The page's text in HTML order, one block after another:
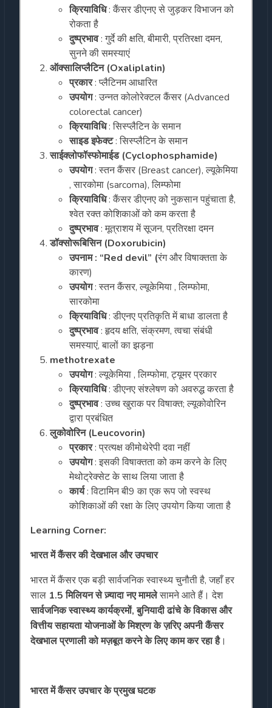
क्रियाविधि: कैंसर डीएनए से जुड़कर विभाजन को
रोकता है
दुष्प्रभाव: गुर्दे की क्षति, बीमारी, प्रतिरक्षा दमन,
सुनने की समस्याएं
ऑक्सालिप्लैटिन (Oxaliplatin)
प्रकार: प्लैटिनम आधारित
उपयोग: उन्नत कोलोरेक्टल कैंसर (Advanced
colorectal cancer)
क्रियाविधि: सिस्प्लैटिन के समान
साइड इफेक्ट: सिस्प्लैटिन के समान
साईक्लोफॉस्फोमाईड (Cyclophosphamide)
उपयोग: स्तन कैंसर (Breast cancer), ल्यूकेमिया
, सारकोमा (sarcoma), लिम्फोमा
क्रियाविधि: कैंसर डीएनए को नुकसान पहुंचाता है,
श्वेत रक्त कोशिकाओं को कम करता है
दुष्प्रभाव: मूत्राशय में सूजन, प्रतिरक्षा दमन
डॉक्सोरूबिसिन (Doxorubicin)
उपनाम : “Red devil” (रंग और विषाक्तता के
कारण)
उपयोग: स्तन कैंसर, ल्यूकेमिया , लिम्फोमा,
सारकोमा
क्रियाविधि: डीएनए प्रतिकृति में बाधा डालता है
दुष्प्रभाव: हृदय क्षति, संक्रमण, त्वचा संबंधी
समस्याएं, बालों का झड़ना
methotrexate
उपयोग: ल्यूकेमिया , लिम्फोमा, ट्यूमर प्रकार
क्रियाविधि: डीएनए संश्लेषण को अवरुद्ध करता है
दुष्प्रभाव: उच्च खुराक पर विषाक्त; ल्यूकोवोरिन
द्वारा प्रबंधित
लुकोवोरिन (Leucovorin)
प्रकार: प्रत्यक्ष कीमोथेरेपी दवा नहीं
उपयोग: इसकी विषाक्तता को कम करने के लिए
मेथोट्रेक्सेट के साथ लिया जाता है
कार्य: विटामिन बी9 का एक रूप जो स्वस्थ
कोशिकाओं की रक्षा के लिए उपयोग किया जाता है
Learning Corner:
भारत में कैंसर की देखभाल और उपचार
भारत में कैंसर एक बड़ी सार्वजनिक स्वास्थ्य चुनौती है, जहाँ हर
साल 1.5 मिलियन से ज़्यादा नए मामलेसामने आते हैं। देश
सार्वजनिक स्वास्थ्य कार्यक्रमों, बुनियादी ढांचे के विकास और
वित्तीय सहायता योजनाओं के मिश्रण के ज़रिए अपनी कैंसर
देखभाल प्रणाली को मज़बूत करने के लिए काम कर रहा है।
भारत में कैंसर उपचार के प्रमुख घटक